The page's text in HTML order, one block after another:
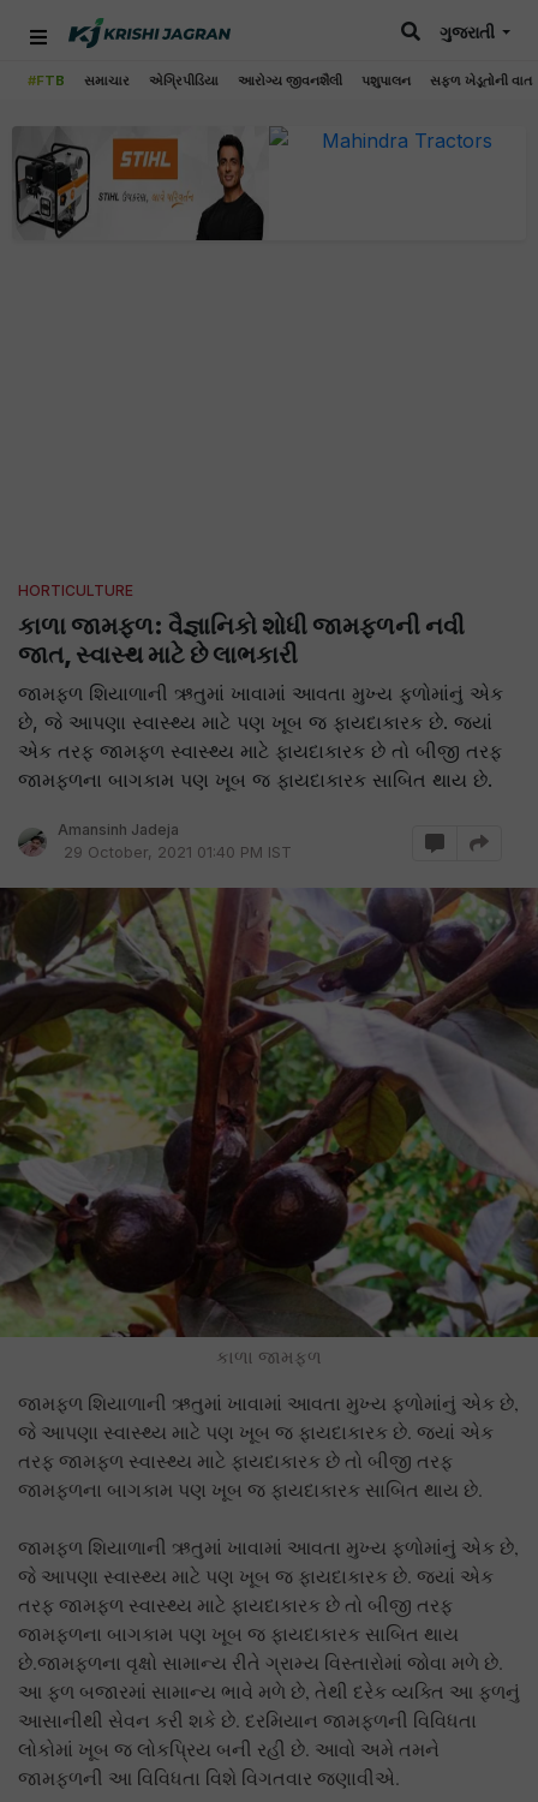
#FTB સમાચાર એગ્રિપીડિયા આરોગ્ય જીવનશૈલી પશુપાલન સફળ ખેડૂતોની વાત
ગુજરાતી
HORTICULTURE
કાળા જામફળ: વૈજ્ઞાનિકો શોધી જામફળની નવી
જાત, સ્વાસ્થ માટે છે લાભકારી
જામફળ શિયાળાની ઋતુમાં ખાવામાં આવતા મુખ્ય ફળોમાંનું એક
છે, જે આપણા સ્વાસ્થ્ય માટે પણ ખૂબ જ ફાયદાકારક છે. જ્યાં
એક તરફ જામફળ સ્વાસ્થ્ય માટે ફાયદાકારક છે તો બીજી તરફ
જામફળના બાગકામ પણ ખૂબ જ ફાયદાકારક સાબિત થાય છે.
Amansinh Jadeja
29 October, 2021 01:40 PM IST
કાળા જામફળ
જામફળ શિયાળાની ઋતુમાં ખાવામાં આવતા મુખ્ય ફળોમાંનું એક છે,
જે આપણા સ્વાસ્થ્ય માટે પણ ખૂબ જ ફાયદાકારક છે. જ્યાં એક
તરફ જામફળ સ્વાસ્થ્ય માટે ફાયદાકારક છે તો બીજી તરફ
જામફળના બાગકામ પણ ખૂબ જ ફાયદાકારક સાબિત થાય છે.
જામફળ શિયાળાની ઋતુમાં ખાવામાં આવતા મુખ્ય ફળોમાંનું એક છે,
જે આપણા સ્વાસ્થ્ય માટે પણ ખૂબ જ ફાયદાકારક છે. જ્યાં એક
તરફ જામફળ સ્વાસ્થ્ય માટે ફાયદાકારક છે તો બીજી તરફ
જામફળના બાગકામ પણ ખૂબ જ ફાયદાકારક સાબિત થાય
છે.જામફળના વૃક્ષો સામાન્ય રીતે ગ્રામ્ય વિસ્તારોમાં જોવા મળે છે.
આ ફળ બજારમાં સામાન્ય ભાવે મળે છે, તેથી દરેક વ્યક્તિ આ ફળનું
આસાનીથી સેવન કરી શકે છે. દરમિયાન જામફળની વિવિધતા
લોકોમાં ખૂબ જ લોકપ્રિય બની રહી છે. આવો અમે તમને
જામફળની આ વિવિધતા વિશે વિગતવાર જણાવીએ.